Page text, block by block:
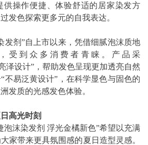
供操作便捷、体验舒适的居家染发方
发色探索更多元的自我表达。
剂”自上市以来，凭借细腻泡沫质地
受到众多消费者青睐。产品采
泽设计”，帮助发色呈现更加透亮自然
不易泛黄设计”，在科学显色与固色的
发质的光感发色体验。
高光时刻
沫染发剂 浮光金橘新色”希望以充满
家带来更具氛围感的夏日造型灵感。